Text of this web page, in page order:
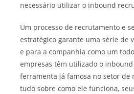
necessário utilizar o inbound
Um processo de recrutamento e
estratégico garante uma série de
e para a companhia como um
empresas têm utilizado o
ferramenta já famosa no setor de
tudo sobre como ele funciona,